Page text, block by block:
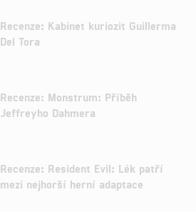
Recenze: Kabinet kuriozit Guillerma
Del Tora
Recenze: Monstrum: Příběh
Jeffreyho Dahmera
Recenze: Resident Evil: Lék patří
mezi nejhorší herní adaptace